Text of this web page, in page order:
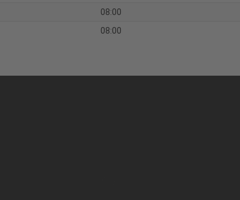
08:00
08:00